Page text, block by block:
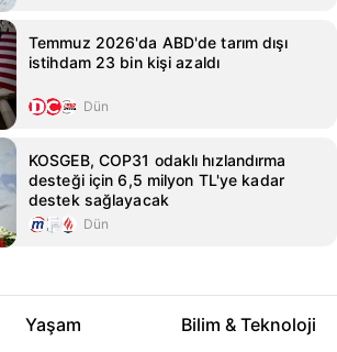
Temmuz 2026'da ABD'de tarım dışı
istihdam 23 bin kişi azaldı
Dün
KOSGEB, COP31 odaklı hızlandırma
desteği için 6,5 milyon TL'ye kadar
destek sağlayacak
Dün
Yaşam Bilim & Teknoloji